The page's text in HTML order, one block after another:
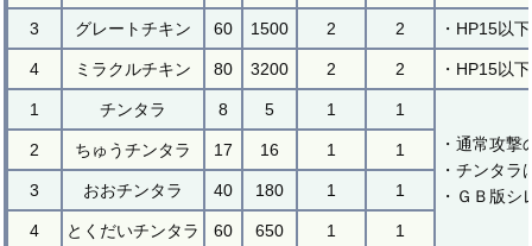
3 グレートチキン 60 1500 2 2 ・HP15以
4 ミラクルチキン 80 3200 2 2 ・HP15以
1 チンタラ 8 5 1
1
・通常攻撃
・チンタ
・ＧＢ版
2 ちゅうチンタラ 17 16 1 1
3 おおチンタラ 40 180 1 1
4 とくだいチンタラ 60 650 1 1